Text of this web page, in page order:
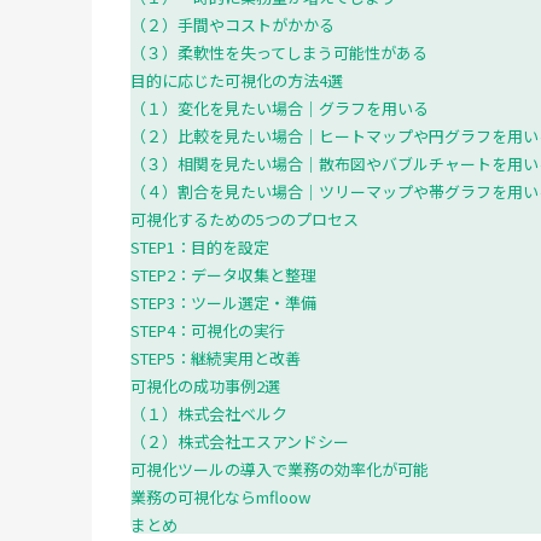
（２）手間やコストがかかる
（３）柔軟性を失ってしまう可能性がある
目的に応じた可視化の方法4選
（１）変化を見たい場合｜グラフを用いる
（２）比較を見たい場合｜ヒートマップや円グラフを用い
（３）相関を見たい場合｜散布図やバブルチャートを用い
（４）割合を見たい場合｜ツリーマップや帯グラフを用い
可視化するための5つのプロセス
STEP1：目的を設定
STEP2：データ収集と整理
STEP3：ツール選定・準備
STEP4：可視化の実行
STEP5：継続実用と改善
可視化の成功事例2選
（１）株式会社ベルク
（２）株式会社エスアンドシー
可視化ツールの導入で業務の効率化が可能
業務の可視化ならmfloow
まとめ